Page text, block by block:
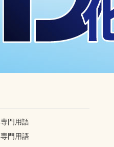
門用語
門用語